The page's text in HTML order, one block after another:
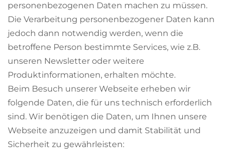
personenbezogenen Daten machen zu müssen.
Die Verarbeitung personenbezogener Daten kann
jedoch dann notwendig werden, wenn die
betroffene Person bestimmte Services, wie z.B.
unseren Newsletter oder weitere
Produktinformationen, erhalten möchte.
Beim Besuch unserer Webseite erheben wir
folgende Daten, die für uns technisch erforderlich
sind. Wir benötigen die Daten, um Ihnen unsere
Webseite anzuzeigen und damit Stabilität und
Sicherheit zu gewährleisten: